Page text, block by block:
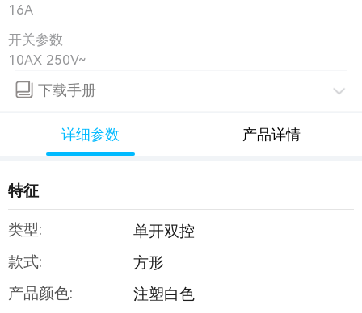
16A
开关参数
10AX 250V~
下载手册
详细参数 产品详情
特征
类型:
单开双控
款式:
方形
产品颜色:
注塑白色